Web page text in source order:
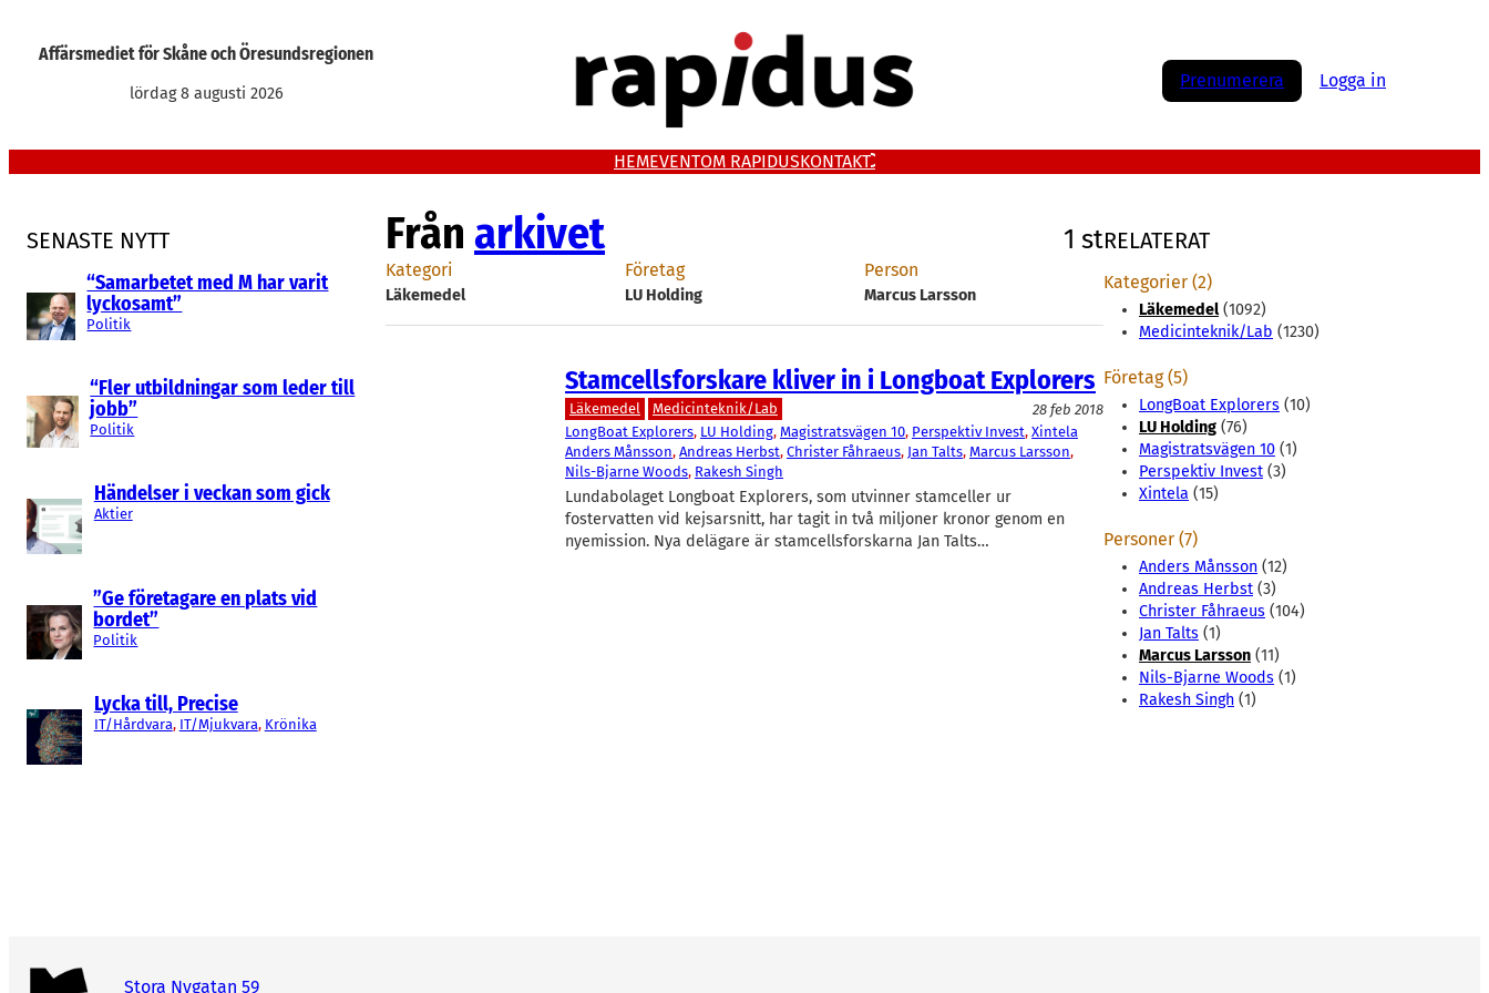
Affärsmediet för Skåne och Öresundsregionen
lördag 8 augusti 2026
Prenumerera Logga in
HEMEVENTOM RAPIDUSKONTAKT
SENASTE NYTT
“Samarbetet med M har varit
lyckosamt”
Politik
“Fler utbildningar som leder till
jobb”
Politik
Händelser i veckan som gick
Aktier
”Ge företagare en plats vid
bordet”
Politik
Lycka till, Precise
IT/Hårdvara, IT/Mjukvara, Krönika
Från arkivet 1 st
Kategori
Läkemedel
Företag
LU Holding
Person
Marcus Larsson
Stamcellsforskare kliver in i Longboat Explorers
Läkemedel Medicinteknik/Lab
28 feb 2018
LongBoat Explorers, LU Holding, Magistratsvägen 10, Perspektiv Invest, Xintela
Anders Månsson, Andreas Herbst, Christer Fåhraeus, Jan Talts, Marcus Larsson
Nils-Bjarne Woods, Rakesh Singh
Lundabolaget Longboat Explorers, som utvinner stamceller ur
fostervatten vid kejsarsnitt, har tagit in två miljoner kronor genom en
nyemission. Nya delägare är stamcellsforskarna Jan Talts…
RELATERAT
Kategorier (2)
Läkemedel(1092)
Medicinteknik/Lab (1230)
Företag (5)
LongBoat Explorers (10)
LU Holding (76)
Magistratsvägen 10 (1)
Perspektiv Invest (3)
Xintela (15)
Personer (7)
Anders Månsson (12)
Andreas Herbst (3)
Christer Fåhraeus (104)
Jan Talts (1)
Marcus Larsson (11)
Nils-Bjarne Woods (1)
Rakesh Singh (1)
Stora Nygatan 59